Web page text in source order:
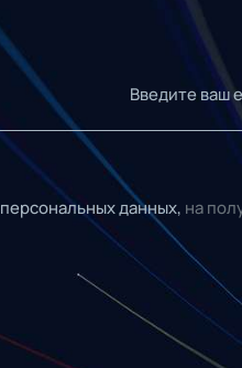
персональных данных, на